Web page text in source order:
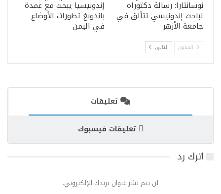
نوسانتارا: رسالة دكتوراه
لباحث إندونيسي تتألق في
جامعة الأزهر
إندونيسيا يبحث مع عمدة
باندونغ تطورات الأوضاع
في اليمن
السابق التالي
تعليقات
تعليقات فيسبوك
اترك رد
لن يتم نشر عنوان بريدك الإلكتروني.